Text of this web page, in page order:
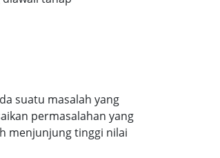
suatu masalah yang
permasalahan yang
menjunjung tinggi nilai